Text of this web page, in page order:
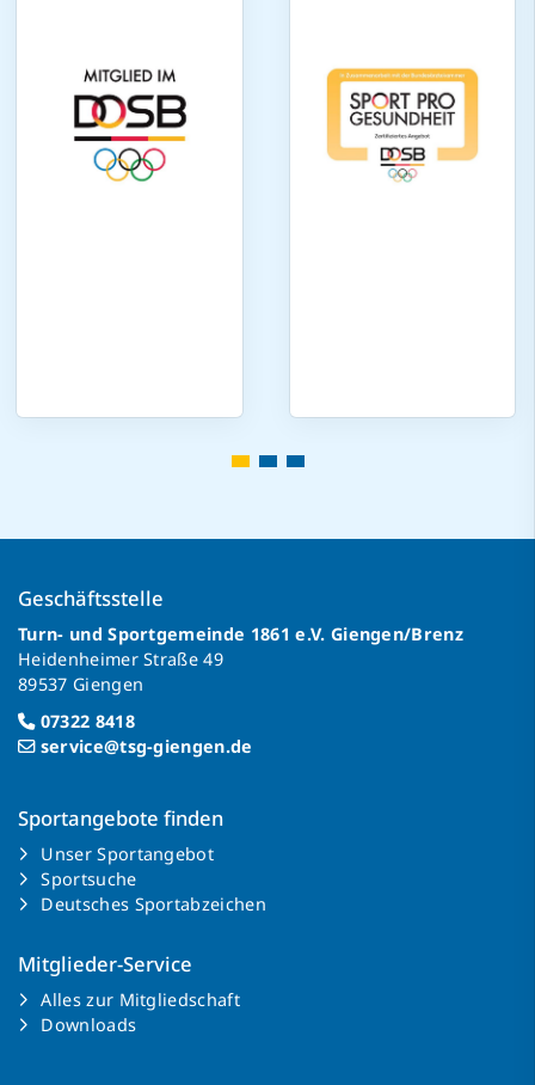
Geschäftsstelle
Turn- und Sportgemeinde 1861 e.V. Giengen/Brenz
Heidenheimer Straße 49
89537 Giengen
07322 8418
service@tsg-giengen.de
Sportangebote finden
Unser Sportangebot
Sportsuche
Deutsches Sportabzeichen
Mitglieder-Service
Alles zur Mitgliedschaft
Downloads